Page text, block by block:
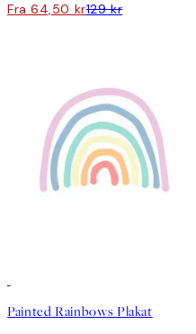
Fra 64,50 kr129 kr
Painted Rainbows Plakat